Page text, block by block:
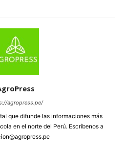
agropress.pe/
que difunde las informaciones más
en el norte del Perú. Escríbenos a